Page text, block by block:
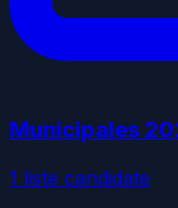
Municipales
1 liste candidate